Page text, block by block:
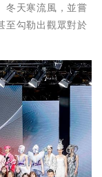
冬天寒流風，並嘗
至勾勒出觀眾對於